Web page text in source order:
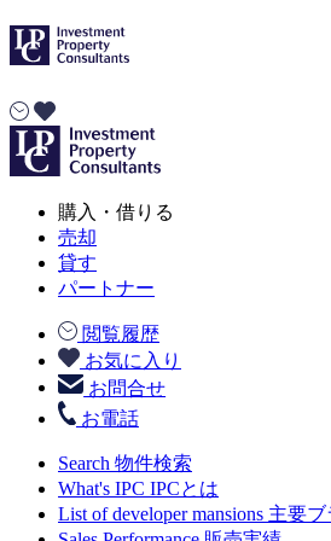
購入・借りる
売却
貸す
パートナー
閲覧履歴
お気に入り
お問合せ
お電話
Search 物件検索
What's IPC IPCとは
List of developer mansions 主要